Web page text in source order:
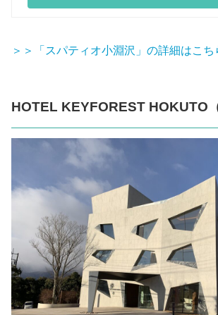
＞＞「スパティオ小淵沢」の詳細はこち
HOTEL KEYFOREST HOKUTO